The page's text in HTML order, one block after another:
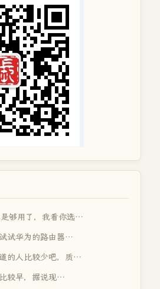
够用了，我看你选…
试华为的路由器…
的人比较少吧，质…
较早，据说现…